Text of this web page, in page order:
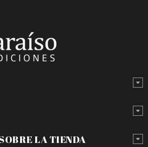
LA TIENDA